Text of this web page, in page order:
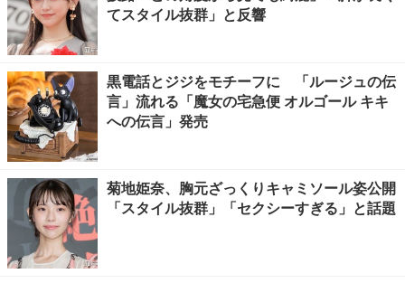
てスタイル抜群」と反響
黒電話とジジをモチーフに 「ルージュの伝
言」流れる「魔女の宅急便 オルゴール キキ
への伝言」発売
菊地姫奈、胸元ざっくりキャミソール姿公開
「スタイル抜群」「セクシーすぎる」と話題